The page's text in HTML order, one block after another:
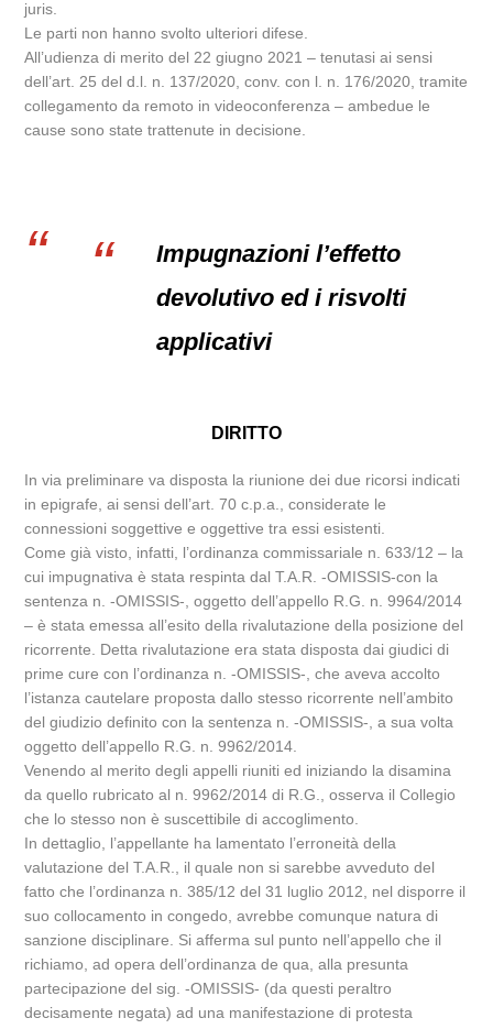
juris.
Le parti non hanno svolto ulteriori difese.
All’udienza di merito del 22 giugno 2021 – tenutasi ai sensi
dell’art. 25 del d.l. n. 137/2020, conv. con l. n. 176/2020, tramite
collegamento da remoto in videoconferenza – ambedue le
cause sono state trattenute in decisione.
Impugnazioni l’effetto
devolutivo ed i risvolti
applicativi
DIRITTO
In via preliminare va disposta la riunione dei due ricorsi indicati
in epigrafe, ai sensi dell’art. 70 c.p.a., considerate le
connessioni soggettive e oggettive tra essi esistenti.
Come già visto, infatti, l’ordinanza commissariale n. 633/12 – la
cui impugnativa è stata respinta dal T.A.R. -OMISSIS-con la
sentenza n. -OMISSIS-, oggetto dell’appello R.G. n. 9964/2014
– è stata emessa all’esito della rivalutazione della posizione del
ricorrente. Detta rivalutazione era stata disposta dai giudici di
prime cure con l’ordinanza n. -OMISSIS-, che aveva accolto
l’istanza cautelare proposta dallo stesso ricorrente nell’ambito
del giudizio definito con la sentenza n. -OMISSIS-, a sua volta
oggetto dell’appello R.G. n. 9962/2014.
Venendo al merito degli appelli riuniti ed iniziando la disamina
da quello rubricato al n. 9962/2014 di R.G., osserva il Collegio
che lo stesso non è suscettibile di accoglimento.
In dettaglio, l’appellante ha lamentato l’erroneità della
valutazione del T.A.R., il quale non si sarebbe avveduto del
fatto che l’ordinanza n. 385/12 del 31 luglio 2012, nel disporre il
suo collocamento in congedo, avrebbe comunque natura di
sanzione disciplinare. Si afferma sul punto nell’appello che il
richiamo, ad opera dell’ordinanza de qua, alla presunta
partecipazione del sig. -OMISSIS- (da questi peraltro
decisamente negata) ad una manifestazione di protesta